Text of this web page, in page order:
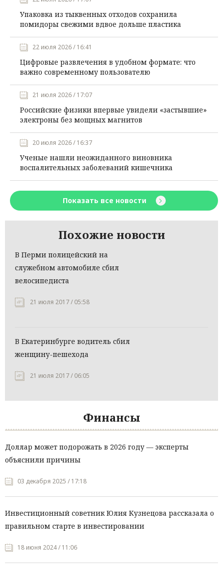
Упаковка из тыквенных отходов сохранила
помидоры свежими вдвое дольше пластика
22 июля 2026 / 16:41
Цифровые развлечения в удобном формате: что
важно современному пользователю
21 июля 2026 / 17:07
Российские физики впервые увидели «застывшие»
электроны без мощных магнитов
20 июля 2026 / 16:37
Ученые нашли неожиданного виновника
воспалительных заболеваний кишечника
Показать все новости
Похожие новости
В Перми полицейский на
служебном автомобиле сбил
велосипедиста
21 июля 2017 / 05:58
В Екатеринбурге водитель сбил
женщину-пешехода
21 июля 2017 / 06:05
Финансы
Доллар может подорожать в 2026 году — эксперты
объяснили причины
03 декабря 2025 / 17:18
Инвестиционный советник Юлия Кузнецова рассказала о
правильном старте в инвестировании
18 июня 2024 / 11:06